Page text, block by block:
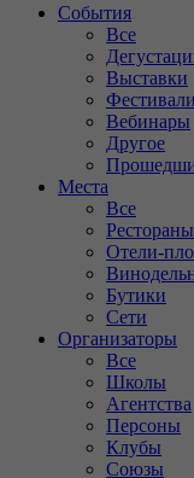
События
Все
Выставки
Фестивали
Вебинары
Другое
Места
Все
Рестораны
Отели-
Бутики
Сети
Организаторы
Все
Школы
Агентства
Персоны
Клубы
Союзы